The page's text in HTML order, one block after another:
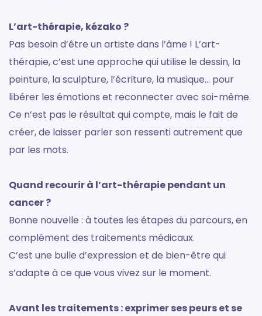
L’art-thérapie, kézako ?
Pas besoin d’être un artiste dans l’âme ! L’art-
thérapie, c’est une approche qui utilise le dessin, la
peinture, la sculpture, l’écriture, la musique… pour
libérer les émotions et reconnecter avec soi-même.
Ce n’est pas le résultat qui compte, mais le fait de
créer, de laisser parler son ressenti autrement que
par les mots.
Quand recourir à l’art-thérapie pendant un
cancer ?
Bonne nouvelle : à toutes les étapes du parcours, en
complément des traitements médicaux.
C’est une bulle d’expression et de bien-être qui
s’adapte à ce que vous vivez sur le moment.
Avant les traitements : exprimer ses peurs et se